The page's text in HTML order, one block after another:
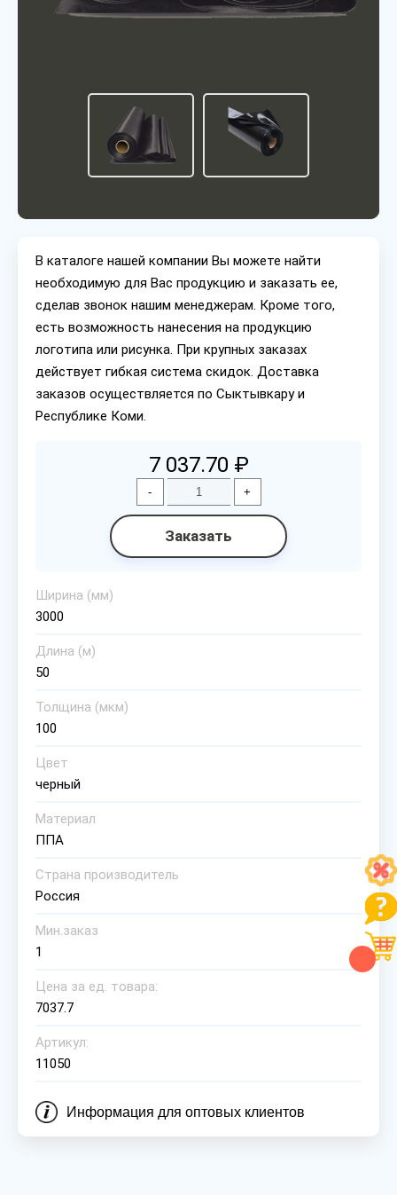
В каталоге нашей компании Вы можете найти
необходимую для Вас продукцию и заказать ее,
сделав звонок нашим менеджерам. Кроме того,
есть возможность нанесения на продукцию
логотипа или рисунка. При крупных заказах
действует гибкая система скидок. Доставка
заказов осуществляется по Сыктывкару и
Республике Коми.
7 037.70 ₽
- +
Заказать
Ширина (мм)
3000
Длина (м)
50
Толщина (мкм)
100
Цвет
черный
Материал
ППА
Страна производитель
Россия
Мин.заказ
1
Цена за ед. товара:
7037.7
Артикул:
11050
Информация для оптовых клиентов